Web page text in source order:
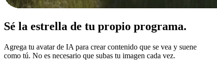
Sé la estrella de tu propio programa.
Agrega tu avatar de IA para crear contenido que se vea y suene
como tú. No es necesario que subas tu imagen cada vez.